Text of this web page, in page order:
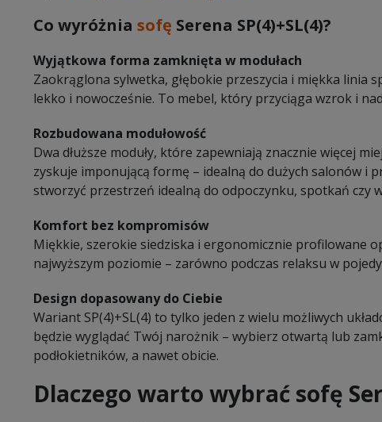
Co wyróżnia sofę Serena SP(4)+SL(4)?
Wyjątkowa forma zamknięta w modułach
Zaokrąglona sylwetka, głębokie przeszycia i miękka linia
lekko i nowocześnie. To mebel, który przyciąga wzrok i
Rozbudowana modułowość
Dwa dłuższe moduły, które zapewniają znacznie więcej
zyskuje imponującą formę – idealną do dużych salonów i
stworzyć przestrzeń idealną do odpoczynku, spotkań czy
Komfort bez kompromisów
Miękkie, szerokie siedziska i ergonomicznie profilowane
najwyższym poziomie – zarówno podczas relaksu w
Design dopasowany do Ciebie
Wariant SP(4)+SL(4) to tylko jeden z wielu możliwych
będzie wyglądać Twój narożnik – wybierz otwartą lub
podłokietników, a nawet obicie.
Dlaczego warto wybrać sofę